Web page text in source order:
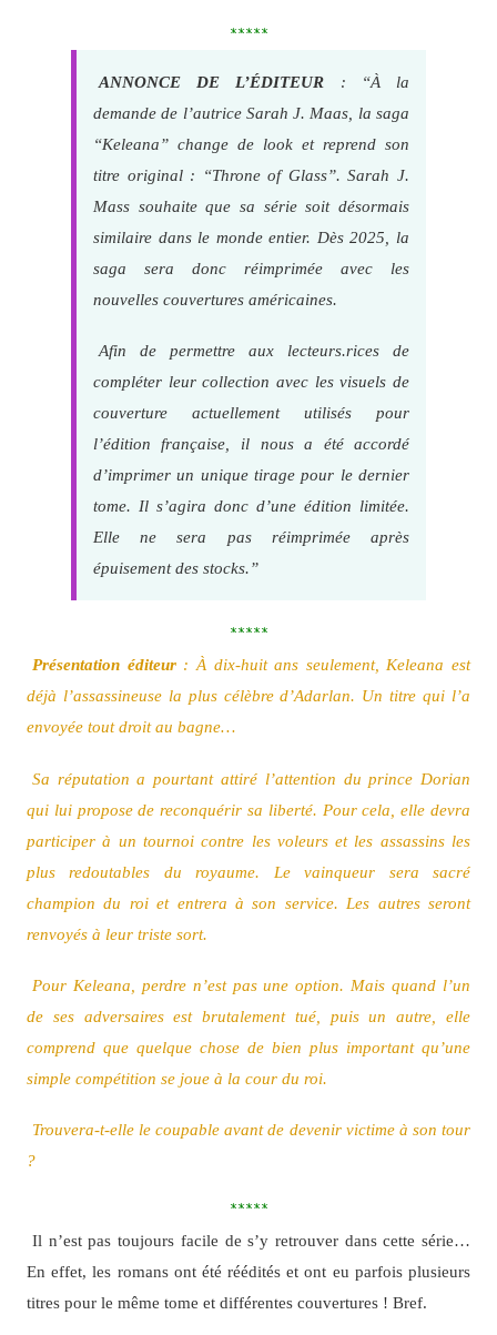
*****
ANNONCE DE L’ÉDITEUR : “À la
demande de l’autrice Sarah J. Maas, la saga
“Keleana” change de look et reprend son
titre original : “Throne of Glass”. Sarah J.
Mass souhaite que sa série soit désormais
similaire dans le monde entier. Dès 2025, la
saga sera donc réimprimée avec les
nouvelles couvertures américaines.
Afin de permettre aux lecteurs.rices de
compléter leur collection avec les visuels de
couverture actuellement utilisés pour
l’édition française, il nous a été accordé
d’imprimer un unique tirage pour le dernier
tome. Il s’agira donc d’une édition limitée.
Elle ne sera pas réimprimée après
épuisement des stocks.”
*****
Présentation éditeur: À dix-huit ans seulement, Keleana est
déjà l’assassineuse la plus célèbre d’Adarlan. Un titre qui l’a
envoyée tout droit au bagne…
Sa réputation a pourtant attiré l’attention du prince Dorian
qui lui propose de reconquérir sa liberté. Pour cela, elle devra
participer à un tournoi contre les voleurs et les assassins les
plus redoutables du royaume. Le vainqueur sera sacré
champion du roi et entrera à son service. Les autres seront
renvoyés à leur triste sort.
Pour Keleana, perdre n’est pas une option. Mais quand l’un
de ses adversaires est brutalement tué, puis un autre, elle
comprend que quelque chose de bien plus important qu’une
simple compétition se joue à la cour du roi.
Trouvera-t-elle le coupable avant de devenir victime à son tour
?
*****
Il n’est pas toujours facile de s’y retrouver dans cette série…
En effet, les romans ont été réédités et ont eu parfois plusieurs
titres pour le même tome et différentes couvertures ! Bref.